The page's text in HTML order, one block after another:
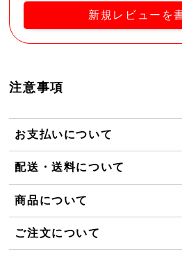
新規レビューを
注意事項
お支払いについて
配送・送料について
商品について
ご注文について